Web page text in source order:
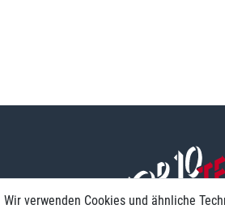
Wir verwenden Cookies und ähnliche